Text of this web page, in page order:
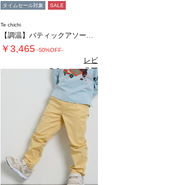
タイムセール対象 SALE
Te chichi
￥3,465 -50%OFF-
5.0（3）
レビ
ュー
を見
る
お気に入り